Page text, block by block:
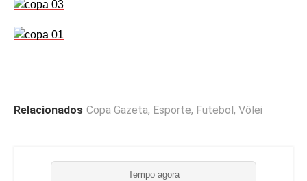
Relacionados Copa Gazeta, Esporte, Futebol, Vôlei
Tempo agora